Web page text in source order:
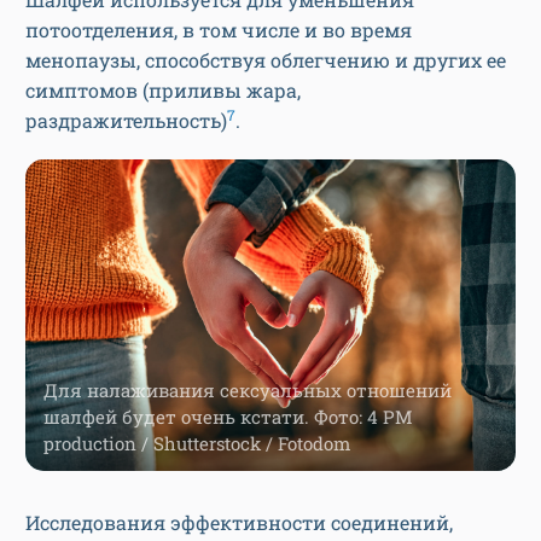
потоотделения, в том числе и во время
менопаузы, способствуя облегчению и других ее
симптомов (приливы жара,
раздражительность)7.
Для налаживания сексуальных отношений
шалфей будет очень кстати. Фото: 4 PM
production / Shutterstock / Fotodom
Исследования эффективности соединений,